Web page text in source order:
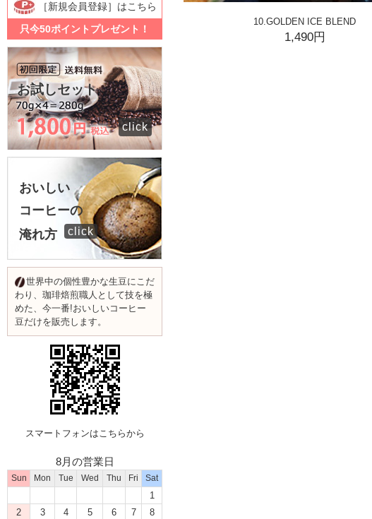
［新規会員登録］はこちら
只今50ポイントプレゼント！
お試しセット
click
おいしい
コーヒーの
淹れ方
click
世界中の個性豊かな生豆にこだ
わり、珈琲焙煎職人として技を極
めた、今一番!おいしいコーヒー
豆だけを販売します。
スマートフォンはこちらから
8月の営業日
Sun Mon Tue Wed Thu Fri Sat
1
2
3 4 5 6 7
8
10.GOLDEN ICE BLEND
1,490円